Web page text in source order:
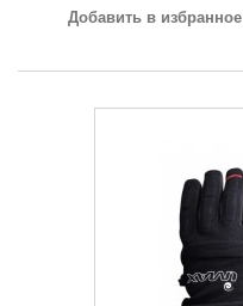
Добавить в избранное